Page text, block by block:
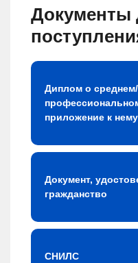
Документы
Диплом о
приложение к нему
Документ,
гражданство
СНИЛС